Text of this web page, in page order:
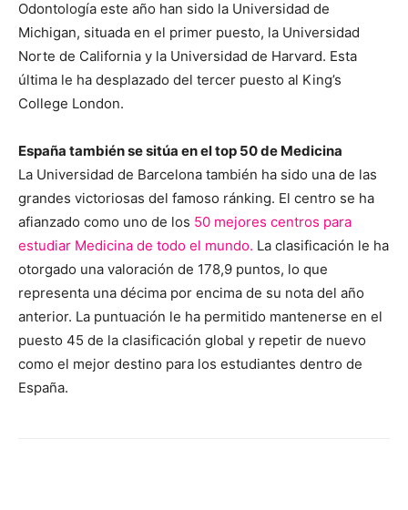
Odontología este año han sido la Universidad de
Michigan, situada en el primer puesto, la Universidad
Norte de California y la Universidad de Harvard. Esta
última le ha desplazado del tercer puesto al King’s
College London.
España también se sitúa en el top 50 de Medicina
La Universidad de Barcelona también ha sido una de las
grandes victoriosas del famoso ránking. El centro se ha
afianzado como uno de los 50 mejores centros para
estudiar Medicina de todo el mundo. La clasificación le ha
otorgado una valoración de 178,9 puntos, lo que
representa una décima por encima de su nota del año
anterior. La puntuación le ha permitido mantenerse en el
puesto 45 de la clasificación global y repetir de nuevo
como el mejor destino para los estudiantes dentro de
España.